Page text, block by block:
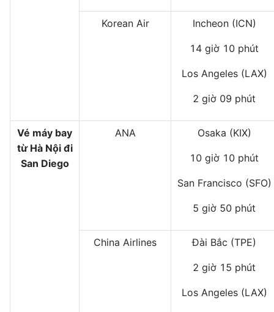
Korean Air Incheon (ICN)
14 giờ 10 phút
Los Angeles (LAX)
2 giờ 09 phút
Vé máy bay
từ Hà Nội đi
San Diego
ANA Osaka (KIX)
10 giờ 10 phút
San Francisco (SFO)
5 giờ 50 phút
China Airlines Đài Bắc (TPE)
2 giờ 15 phút
Los Angeles (LAX)